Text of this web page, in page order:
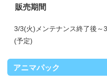
販売期間
3/3(火)メンテナンス終了後
(予定)
アニマパック